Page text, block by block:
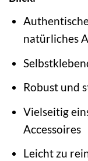
natürliches
Robust und
Vielseitig
Accessoires
Leicht zu